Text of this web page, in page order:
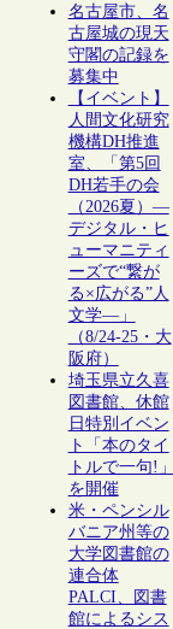
名古屋市、名
古屋城の現天
守閣の記録を
募集中
【イベント】
人間文化研究
機構DH推進
室、「第5回
DH若手の会
（2026夏）―
デジタル・ヒ
ューマニティ
ーズで“繋が
る×広がる”人
文学―」
（8/24-25・大
阪府）
埼玉県立久喜
図書館、休館
日特別イベン
ト「本のタイ
トルで一句!」
を開催
米・ペンシル
バニア州等の
大学図書館の
連合体
PALCI、図書
館によるシス